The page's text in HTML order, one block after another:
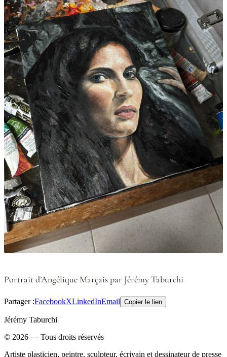
Portrait d’Angélique Marçais par Jérémy Taburchi
Partager :FacebookXLinkedInEmail Copier le lien
Jérémy Taburchi
© 2026 — Tous droits réservés
Artiste plasticien, peintre, sculpteur, écrivain et dessinateur de presse